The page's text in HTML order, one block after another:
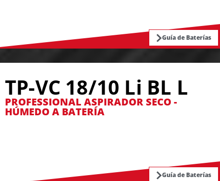
Guía de Baterías
TP-VC 18/10 Li BL L
PROFESSIONAL ASPIRADOR SECO -
HÚMEDO A BATERÍA
Guía de Baterías